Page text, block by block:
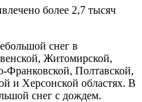
более 2,7 тысяч
снег в
Житомирской,
Франковской, Полтавской,
и Херсонской областях. В
снег с дождем.